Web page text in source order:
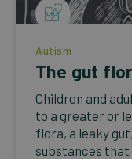
Autism
The gut
Children and
to a greater or
flora, a leaky
substances that